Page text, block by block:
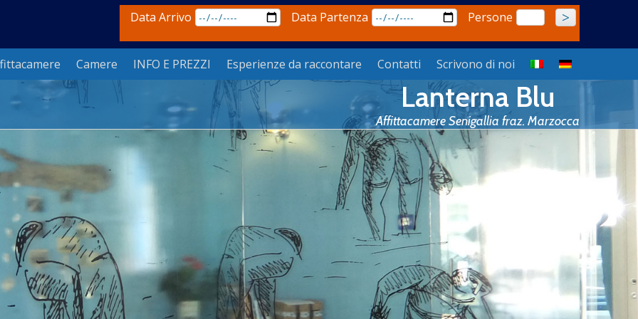
Data Arrivo Data Partenza Persone
Camere INFO E PREZZI Esperienze da raccontare Contatti Scrivono di noi
Lanterna Blu
Affittacamere Senigallia fraz. Marzocca